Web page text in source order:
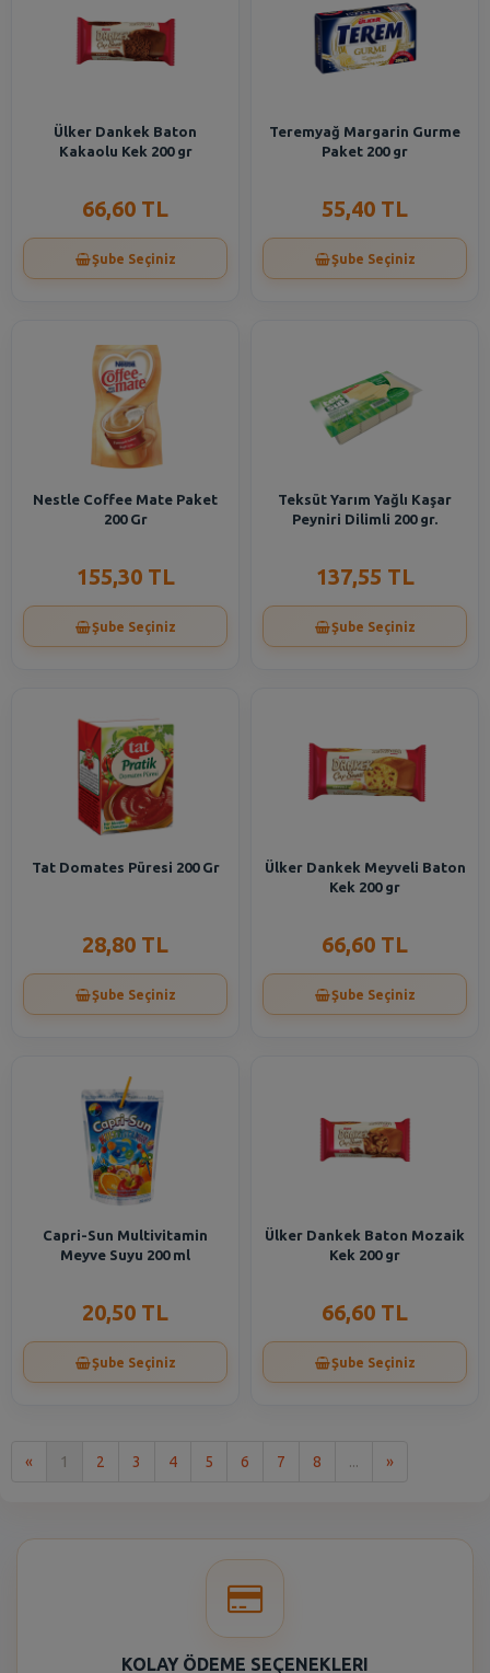
Ülker Dankek Baton
Kakaolu Kek 200 gr
66,60 TL
Şube Seçiniz
Teremyağ Margarin Gurme
Paket 200 gr
55,40 TL
Şube Seçiniz
Nestle Coffee Mate Paket
200 Gr
155,30 TL
Şube Seçiniz
Teksüt Yarım Yağlı Kaşar
Peyniri Dilimli 200 gr.
137,55 TL
Şube Seçiniz
Tat Domates Püresi 200 Gr
28,80 TL
Şube Seçiniz
Ülker Dankek Meyveli Baton
Kek 200 gr
66,60 TL
Şube Seçiniz
Capri-Sun Multivitamin
Meyve Suyu 200 ml
20,50 TL
Şube Seçiniz
Ülker Dankek Baton Mozaik
Kek 200 gr
66,60 TL
Şube Seçiniz
« 1 2 3 4 5 6 7 8 ... »Son
KOLAY ÖDEME SEÇENEKLERI